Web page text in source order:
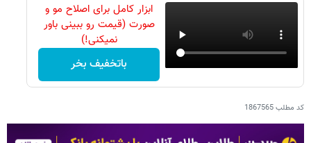
ابزار کامل برای اصلاح مو و
صورت (قیمت رو ببینی باور
نمیکنی!)
باتخفیف بخر
کد مطلب1867565